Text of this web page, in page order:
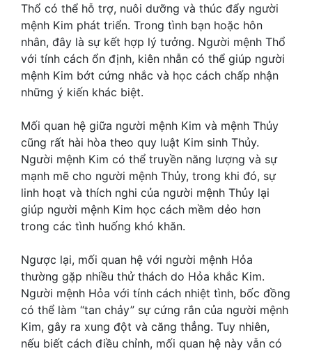
Thổ có thể hỗ trợ, nuôi dưỡng và thúc đẩy người
mệnh Kim phát triển. Trong tình bạn hoặc hôn
nhân, đây là sự kết hợp lý tưởng. Người mệnh Thổ
với tính cách ổn định, kiên nhẫn có thể giúp người
mệnh Kim bớt cứng nhắc và học cách chấp nhận
những ý kiến khác biệt.
Mối quan hệ giữa người mệnh Kim và mệnh Thủy
cũng rất hài hòa theo quy luật Kim sinh Thủy.
Người mệnh Kim có thể truyền năng lượng và sự
mạnh mẽ cho người mệnh Thủy, trong khi đó, sự
linh hoạt và thích nghi của người mệnh Thủy lại
giúp người mệnh Kim học cách mềm dẻo hơn
trong các tình huống khó khăn.
Ngược lại, mối quan hệ với người mệnh Hỏa
thường gặp nhiều thử thách do Hỏa khắc Kim.
Người mệnh Hỏa với tính cách nhiệt tình, bốc đồng
có thể làm “tan chảy” sự cứng rắn của người mệnh
Kim, gây ra xung đột và căng thẳng. Tuy nhiên,
nếu biết cách điều chỉnh, mối quan hệ này vẫn có